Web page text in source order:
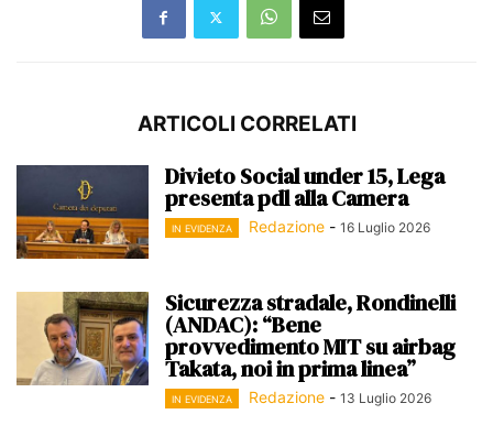
ARTICOLI CORRELATI
Divieto Social under 15, Lega
presenta pdl alla Camera
IN EVIDENZA Redazione - 16 Luglio 2026
Sicurezza stradale, Rondinelli
(ANDAC): “Bene
provvedimento MIT su airbag
Takata, noi in prima linea”
IN EVIDENZA Redazione - 13 Luglio 2026